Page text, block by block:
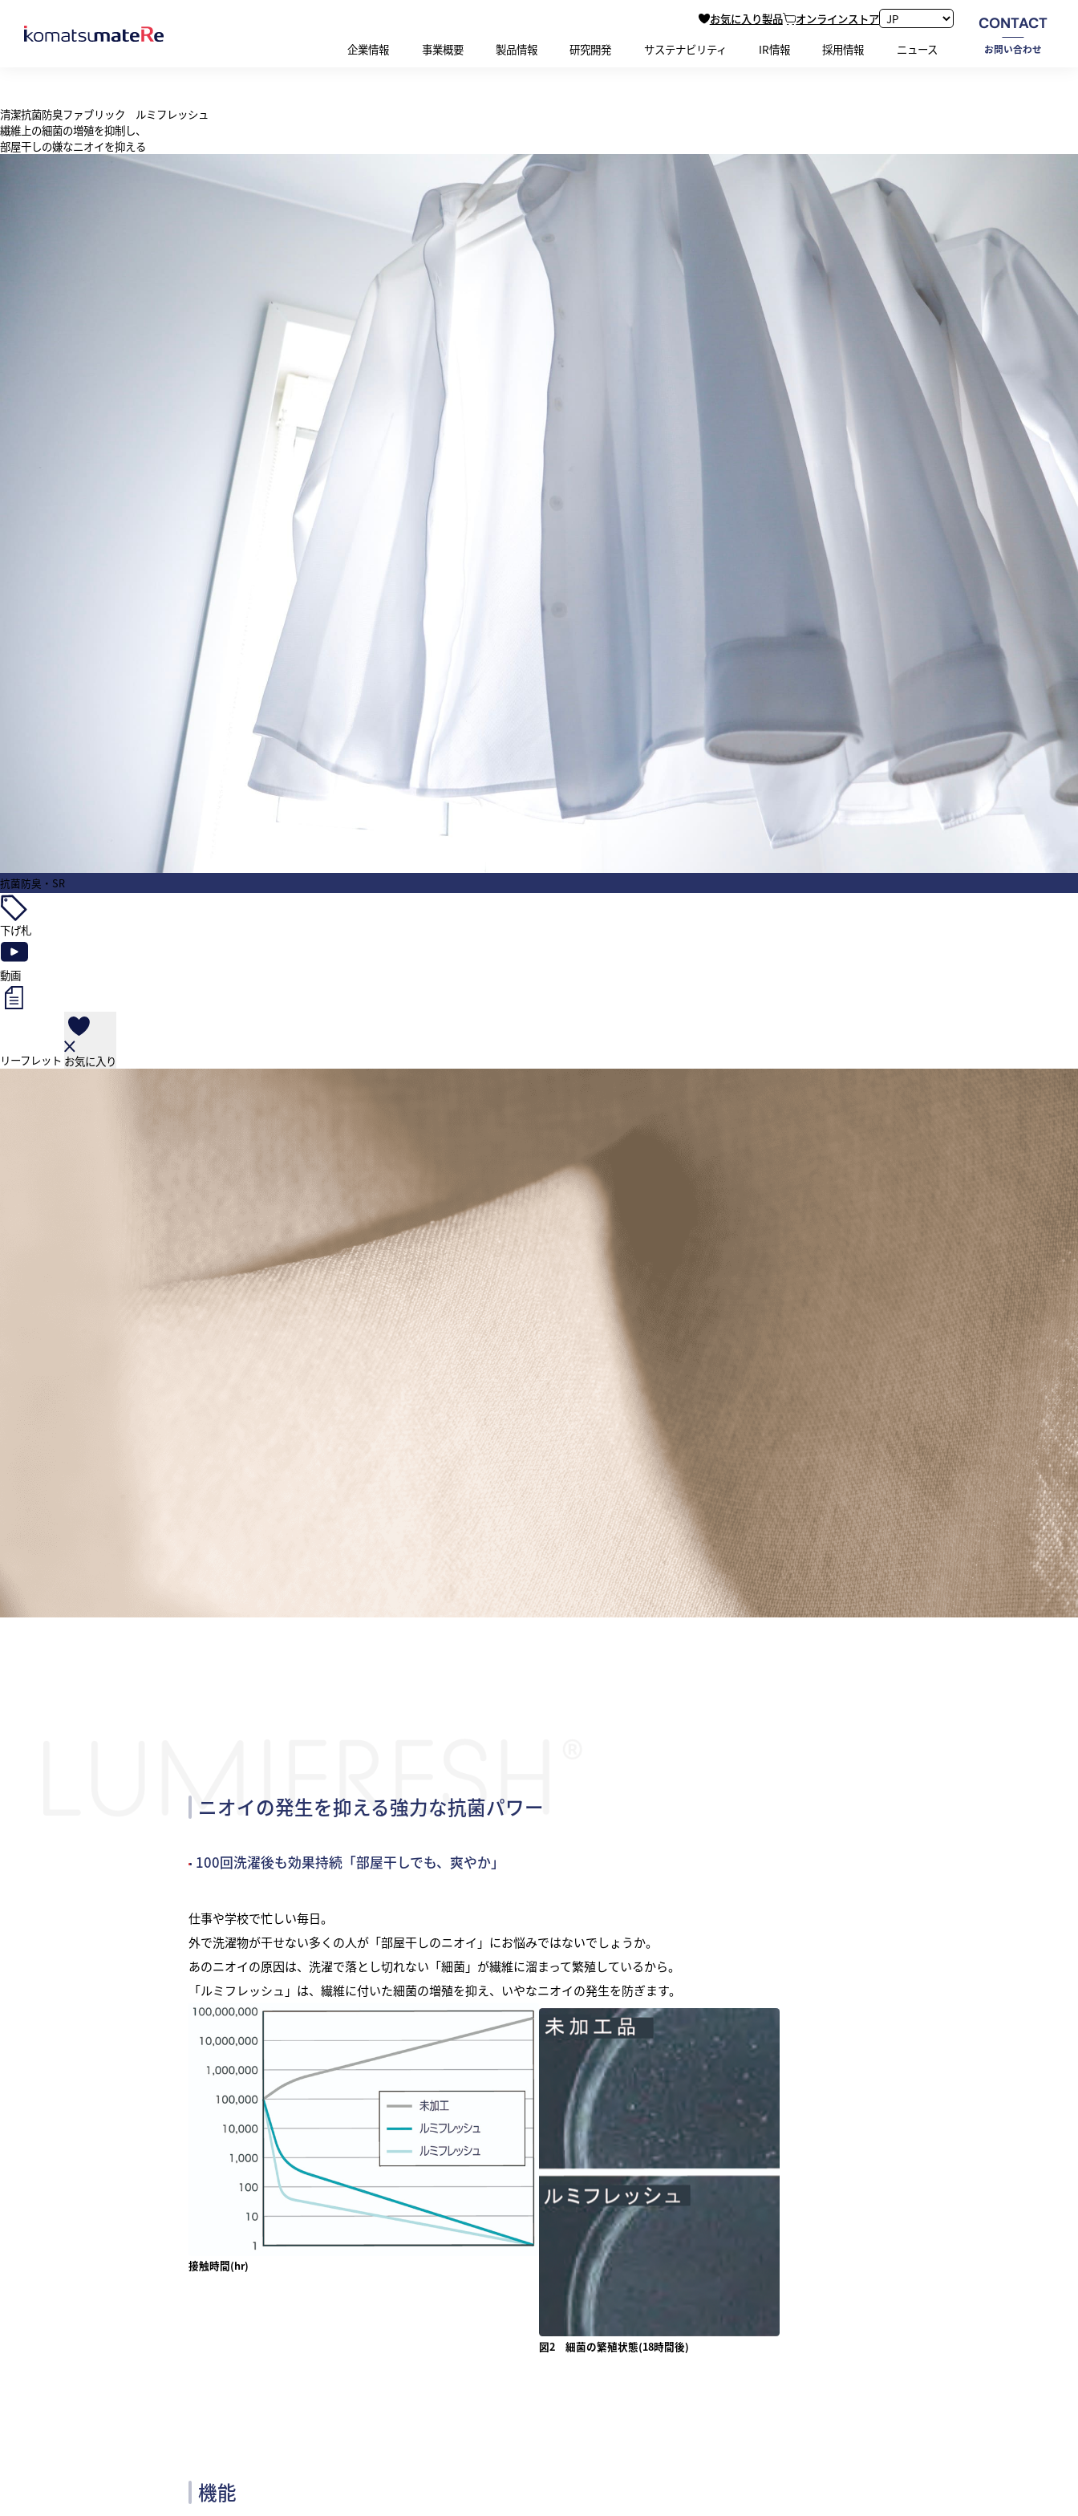
お気に入り製品
オンラインストア
企業情報
事業概要 製品情報 研究開発 サステナビリティ IR情報 採用情報 ニュース
CONTACT
お問い合わせ
機能性 ルミフレッシュ
清潔抗菌防臭ファブリック ルミフレッシュ
繊維上の細菌の増殖を抑制し、
部屋干しの嫌なニオイを抑える
抗菌防臭・SR
下げ札
動画
リーフレット お気に入り
ニオイの発生を抑える強力な抗菌パワー
100回洗濯後も効果持続「部屋干しでも、爽やか」
仕事や学校で忙しい毎日。
外で洗濯物が干せない多くの人が「部屋干しのニオイ」にお悩みではないでしょうか。
あのニオイの原因は、洗濯で落とし切れない「細菌」が繊維に溜まって繁殖しているから。
「ルミフレッシュ」は、繊維に付いた細菌の増殖を抑え、いやなニオイの発生を防ぎます。
接触時間(hr)
図2 細菌の繁殖状態(18時間後)
機能